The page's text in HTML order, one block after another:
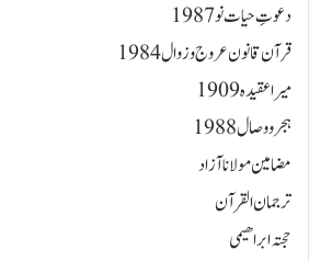
دعوتِ حیات نو 1987
قرآن قانون عروج وزوال 1984
میرا عقیدہ 1909
ہجرووصال 1988
مضامین مولانا آزاد
ترجمان القرآن
حجتہ ابراھیمی